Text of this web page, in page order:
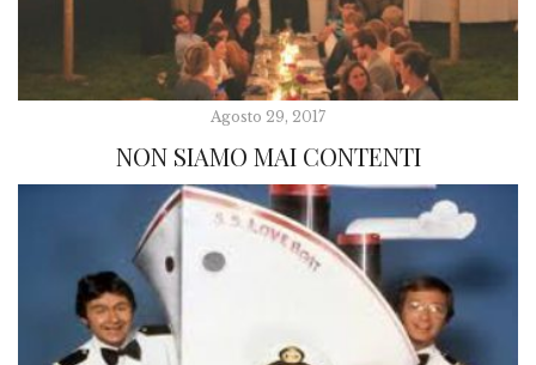
Agosto 29, 2017
NON SIAMO MAI CONTENTI